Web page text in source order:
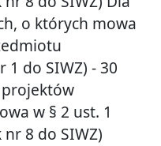
o których mowa
1 do SIWZ) - 30
w § 2 ust. 1
8 do SIWZ)